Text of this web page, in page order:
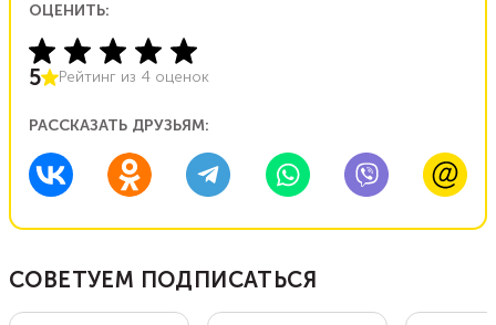
ОЦЕНИТЬ:
5 Рейтинг из 4 оценок
РАССКАЗАТЬ ДРУЗЬЯМ:
СОВЕТУЕМ ПОДПИСАТЬСЯ